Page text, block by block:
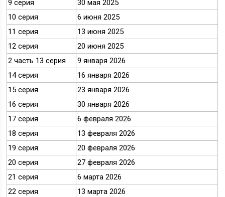
9 серия
30 мая 2025
10 серия
6 июня 2025
11 серия
13 июня 2025
12 серия
20 июня 2025
2 часть 13 серия
9 января 2026
14 серия
16 января 2026
15 серия
23 января 2026
16 серия
30 января 2026
17 серия
6 февраля 2026
18 серия
13 февраля 2026
19 серия
20 февраля 2026
20 серия
27 февраля 2026
21 серия
6 марта 2026
22 серия
13 марта 2026